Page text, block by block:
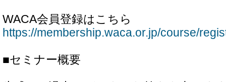
WACA会員登録はこちら
https://membership.waca.or.jp/course/
■セミナー概要